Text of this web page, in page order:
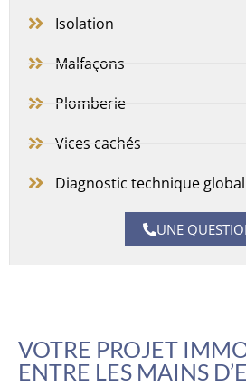
VOTRE PROJET
ENTRE LES MAINS
Isolation
Malfaçons
Plomberie
Vices cachés
Diagnostic technique global
UNE